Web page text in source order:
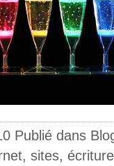
Publié dans
, sites, écriture